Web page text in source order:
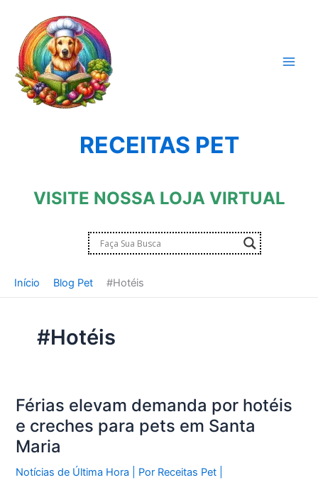
conteúdo
RECEITAS PET
VISITE NOSSA LOJA VIRTUAL
Início Blog Pet #Hotéis
#Hotéis
Férias elevam demanda por hotéis
e creches para pets em Santa
Maria
Notícias de Última Hora | Por Receitas Pet